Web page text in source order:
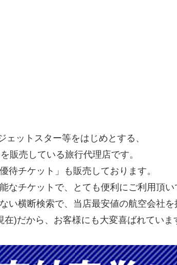
ットスター等をはじめとする、
販売している旅行代理店です。
チケット」も販売しております。
なチケットで、とても便利にご利用頂い
横断検索で、当店最安値の航空会社を
)だから、お客様にも大変喜ばれていま